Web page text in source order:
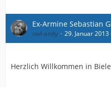
Ex-Armine Sebastian
owl-andy 29. Januar
Herzlich Willkommen in